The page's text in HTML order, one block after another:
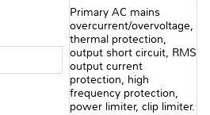
Primary AC mains
overcurrent/overvoltage,
thermal protection,
output short circuit, RMS
output current
protection, high
frequency protection,
power limiter, clip limiter.